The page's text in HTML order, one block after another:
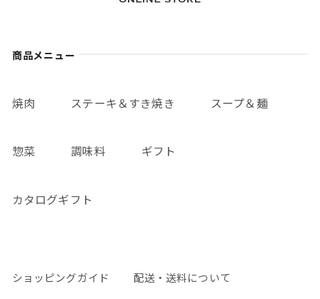
商品メニュー
焼肉 ステーキ＆すき焼き スープ＆麺
惣菜 調味料 ギフト
カタログギフト
ショッピングガイド 配送・送料について